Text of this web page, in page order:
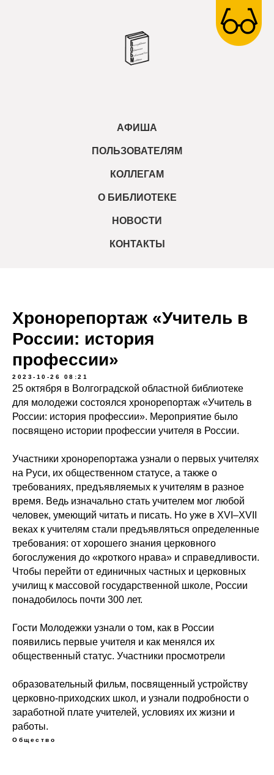
АФИША
ПОЛЬЗОВАТЕЛЯМ
КОЛЛЕГАМ
О БИБЛИОТЕКЕ
НОВОСТИ
КОНТАКТЫ
Хронорепортаж «Учитель в
России: история
профессии»
2023-10-26 08:21
25 октября в Волгоградской областной библиотеке
для молодежи состоялся хронорепортаж «Учитель в
России: история профессии». Мероприятие было
посвящено истории профессии учителя в России.
Участники хронорепортажа узнали о первых учителях
на Руси, их общественном статусе, а также о
требованиях, предъявляемых к учителям в разное
время. Ведь изначально стать учителем мог любой
человек, умеющий читать и писать. Но уже в XVI–XVII
веках к учителям стали предъявляться определенные
требования: от хорошего знания церковного
богослужения до «кроткого нрава» и справедливости.
Чтобы перейти от единичных частных и церковных
училищ к массовой государственной школе, России
понадобилось почти 300 лет.
Гости Молодежки узнали о том, как в России
появились первые учителя и как менялся их
общественный статус. Участники просмотрели
образовательный фильм, посвященный устройству
церковно-приходских школ, и узнали подробности о
заработной плате учителей, условиях их жизни и
работы.
Общество